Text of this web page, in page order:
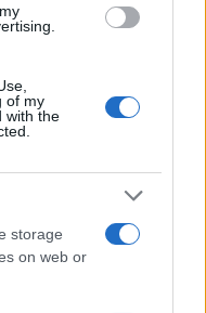
of my
with the
storage
on web or
mensaje
euros
de texto…